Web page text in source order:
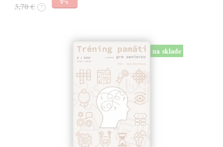
3,70 € ?
na sklade